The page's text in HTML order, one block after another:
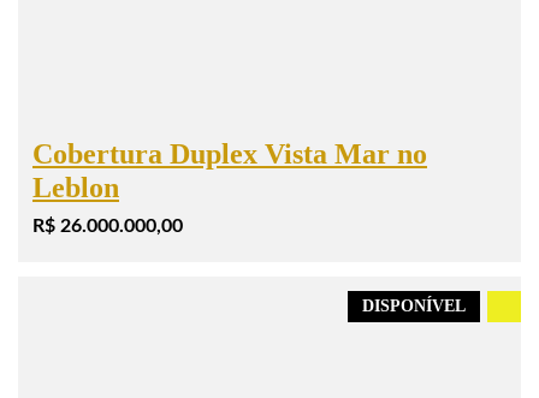
Cobertura Duplex Vista Mar no
Leblon
R$ 26.000.000,00
DISPONÍVEL